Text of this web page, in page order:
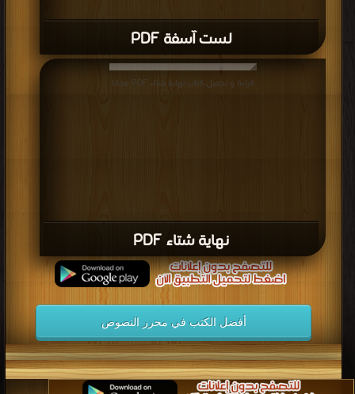
لست آسفة PDF
نهاية شتاء PDF
قراءة و تحميل كتاب نهاية شتاء PDF مجانا
أفضل الكتب في محرر النصوص